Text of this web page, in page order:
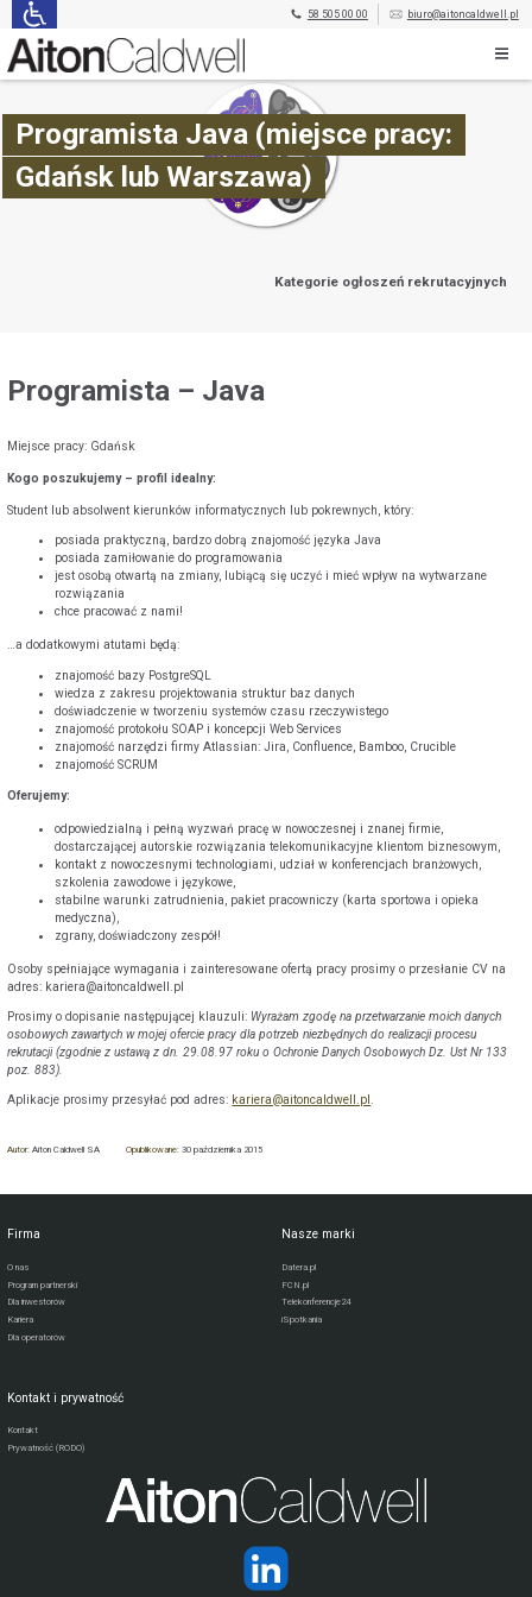
58 505 00 00 biuro@aitoncaldwell.pl
Programista Java (miejsce pracy:
Gdańsk lub Warszawa)
Kategorie ogłoszeń rekrutacyjnych
Programista – Java
Miejsce pracy: Gdańsk
Kogo poszukujemy – profil idealny:
Student lub absolwent kierunków informatycznych lub pokrewnych, który:
posiada praktyczną, bardzo dobrą znajomość języka Java
posiada zamiłowanie do programowania
jest osobą otwartą na zmiany, lubiącą się uczyć i mieć wpływ na wytwarzane
rozwiązania
chce pracować z nami!
…a dodatkowymi atutami będą:
znajomość bazy PostgreSQL
wiedza z zakresu projektowania struktur baz danych
doświadczenie w tworzeniu systemów czasu rzeczywistego
znajomość protokołu SOAP i koncepcji Web Services
znajomość narzędzi firmy Atlassian: Jira, Confluence, Bamboo, Crucible
znajomość SCRUM
Oferujemy:
odpowiedzialną i pełną wyzwań pracę w nowoczesnej i znanej firmie,
dostarczającej autorskie rozwiązania telekomunikacyjne klientom biznesowym,
kontakt z nowoczesnymi technologiami, udział w konferencjach branżowych,
szkolenia zawodowe i językowe,
stabilne warunki zatrudnienia, pakiet pracowniczy (karta sportowa i opieka
medyczna),
zgrany, doświadczony zespół!
Osoby spełniające wymagania i zainteresowane ofertą pracy prosimy o przesłanie CV na
adres: kariera@aitoncaldwell.pl
Prosimy o dopisanie następującej klauzuli: Wyrażam zgodę na przetwarzanie moich danych
osobowych zawartych w mojej ofercie pracy dla potrzeb niezbędnych do realizacji procesu
rekrutacji (zgodnie z ustawą z dn. 29.08.97 roku o Ochronie Danych Osobowych Dz. Ust Nr 133
poz. 883).
Aplikacje prosimy przesyłać pod adres: kariera@aitoncaldwell.pl.
Autor:Aiton Caldwell SA Opublikowane: 30 października 2015
Firma
O nas
Program partnerski
Dla inwestorów
Kariera
Dla operatorów
Nasze marki
Datera.pl
FCN.pl
Telekonferencje24
iSpotkania
Kontakt i prywatność
Kontakt
Prywatność (RODO)